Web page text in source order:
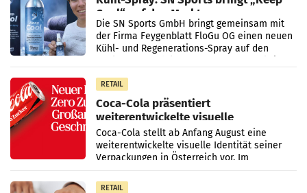
Cool“ auf den Markt
Die SN Sports GmbH bringt gemeinsam mit
der Firma Feygenblatt FloGu OG einen neuen
Kühl- und Regenerations-Spray auf den
RETAIL
Coca-Cola präsentiert
weiterentwickelte visuelle
Markenidentität
Coca-Cola stellt ab Anfang August eine
weiterentwickelte visuelle Identität seiner
Verpackungen in Österreich vor. Im
Mittelpunkt des Redesigns stehen zentrale
Gestaltungselemente
RETAIL